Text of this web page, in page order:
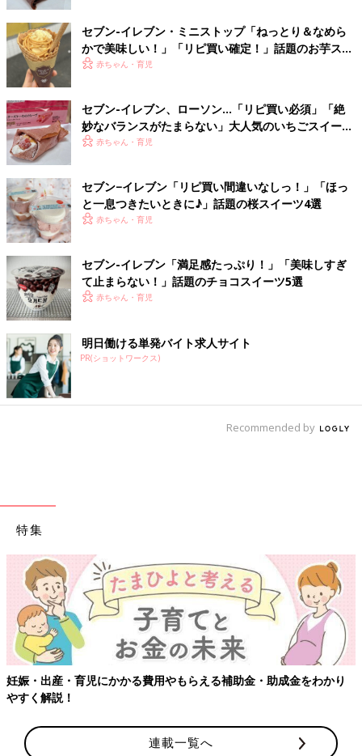
セブン-イレブン・ミニストップ「ねっとり＆なめら
かで美味しい！」「リピ買い確定！」話題のお芋スイ
ーツ4選
赤ちゃん・育児
セブン-イレブン、ローソン…「リピ買い必須」「絶
妙なバランスがたまらない」大人気のいちごスイーツ
4選赤ちゃん・育児
セブン−イレブン「リピ買い間違いなしっ！」「ほっ
と一息つきたいときに♪」話題の桜スイーツ4選
赤ちゃん・育児
セブン-イレブン「満足感たっぷり！」「美味しすぎ
て止まらない！」話題のチョコスイーツ5選
赤ちゃん・育児
明日働ける単発バイト求人サイト
PR(ショットワークス)
Recommended by
特集
妊娠・出産・育児にかかる費用やもらえる補助金・助成金をわかり
やすく解説！
連載一覧へ